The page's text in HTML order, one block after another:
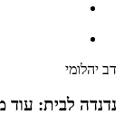
דב יהלומי
נדנדה לבית: